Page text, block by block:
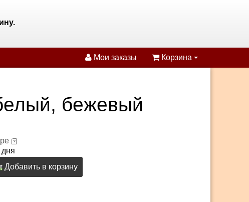
Мои заказы Корзина
бежевый
Добавить в корзину